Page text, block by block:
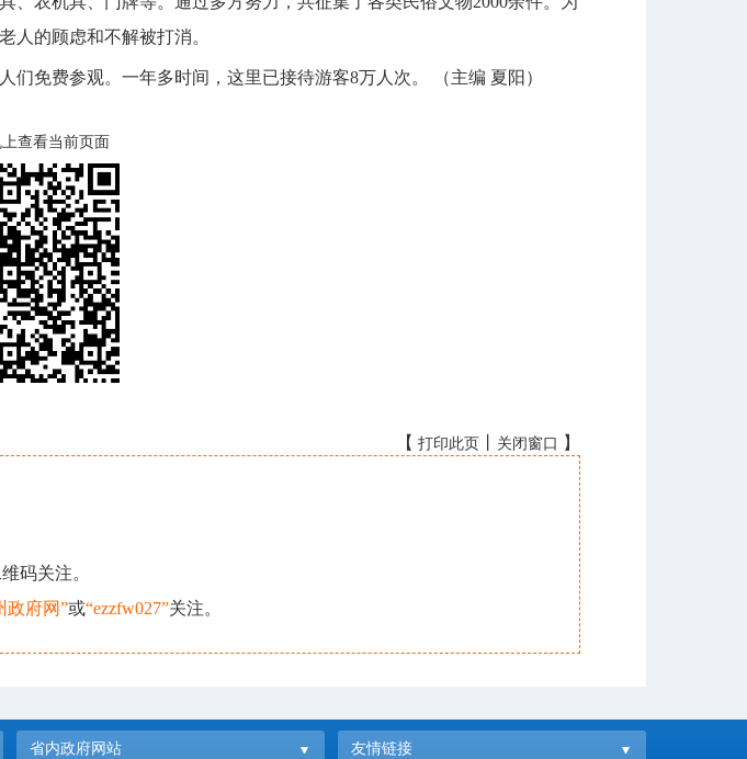
人的顾虑和不解被打消。
免费参观。一年多时间，这里已接待游客8万人次。 （主编 夏阳）
查看当前页面
【 打印此页 关闭窗口 】
码关注。
政府网”或“ezzfw027”关注。
省内政府网站 友情链接